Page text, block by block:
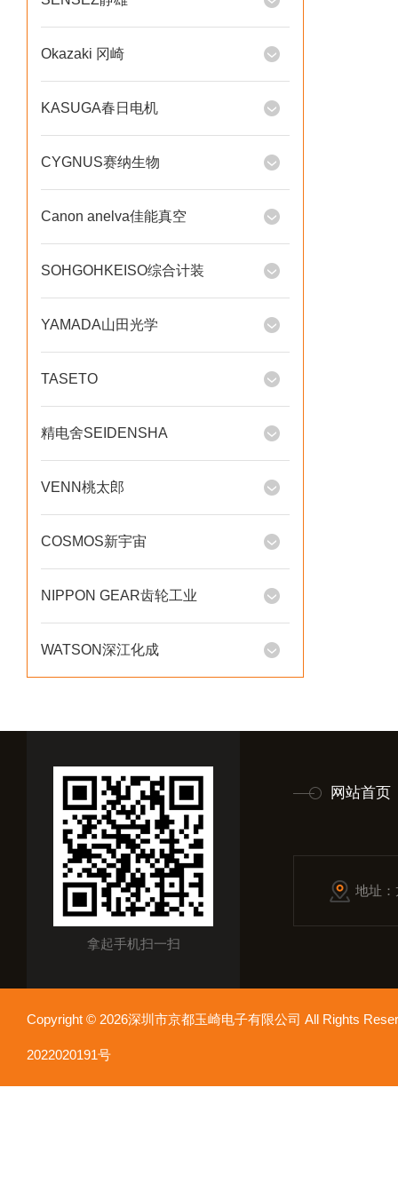
Okazaki 冈崎
KASUGA春日电机
CYGNUS赛纳生物
Canon anelva佳能真空
SOHGOHKEISO综合计装
YAMADA山田光学
TASETO
精电舍SEIDENSHA
VENN桃太郎
COSMOS新宇宙
NIPPON GEAR齿轮工业
WATSON深江化成
拿起手机扫一扫
网站首页
地址
Copyright © 2026深圳市京都玉崎电子有限公司 All Rights
2022020191号